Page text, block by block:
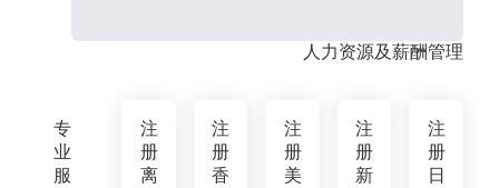
专
业
服
人力资源及薪酬管理
注
册
离
注
册
香
注
册
美
注
册
新
注
册
日